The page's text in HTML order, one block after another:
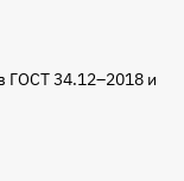
ГОСТ 34.12–2018 и